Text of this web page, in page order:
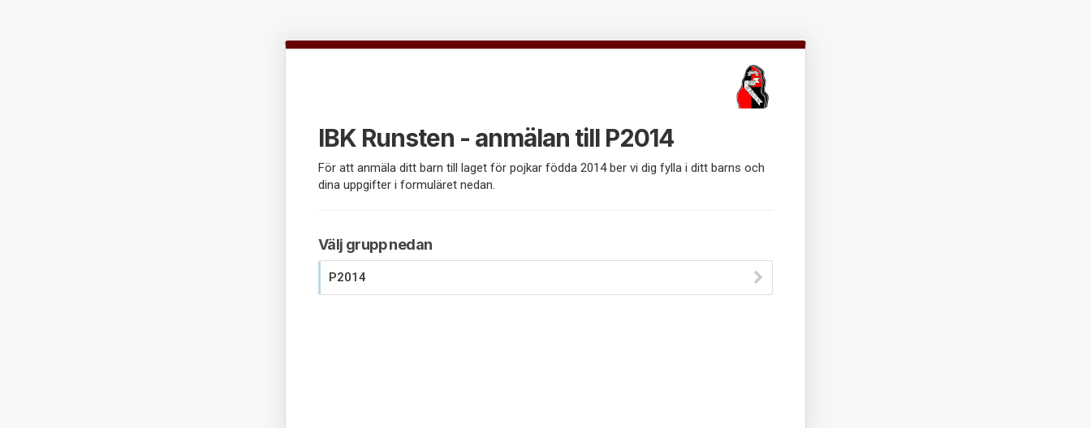
IBK Runsten - anmälan till P2014
För att anmäla ditt barn till laget för pojkar födda 2014 ber vi dig fylla i ditt barns och
dina uppgifter i formuläret nedan.
Välj grupp nedan
P2014